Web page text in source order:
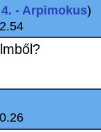
4. - Arpimokus)